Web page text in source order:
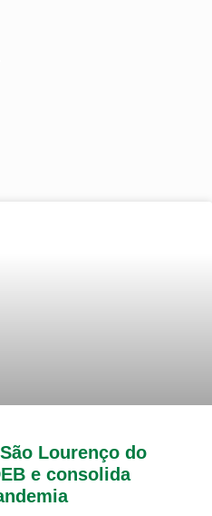
Lourenço do
e consolida